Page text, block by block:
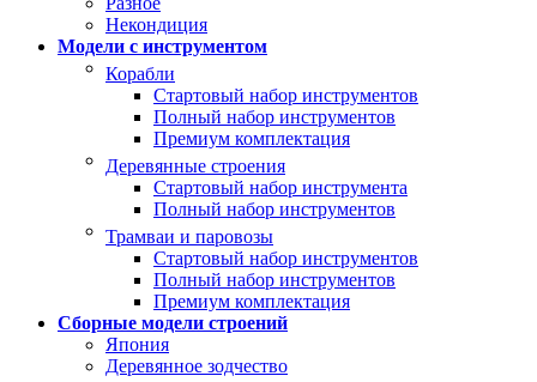
Некондиция
Модели с инструментом
Корабли
Стартовый набор инструментов
Полный набор инструментов
Премиум комплектация
Деревянные строения
Стартовый набор инструмента
Полный набор инструментов
Трамваи и паровозы
Стартовый набор инструментов
Полный набор инструментов
Премиум комплектация
Сборные модели строений
Япония
Деревянное зодчество